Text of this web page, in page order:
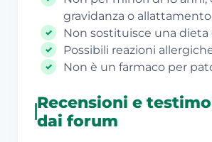
gravidanza o
Non sostituisce una dieta
Possibili reazioni
Non è un farmaco per
Recensioni e
dai forum